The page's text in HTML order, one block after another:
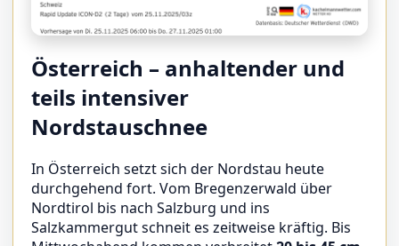
Österreich – anhaltender und
teils intensiver
Nordstauschnee
In Österreich setzt sich der Nordstau heute
durchgehend fort. Vom Bregenzerwald über
Nordtirol bis nach Salzburg und ins
Salzkammergut schneit es zeitweise kräftig. Bis